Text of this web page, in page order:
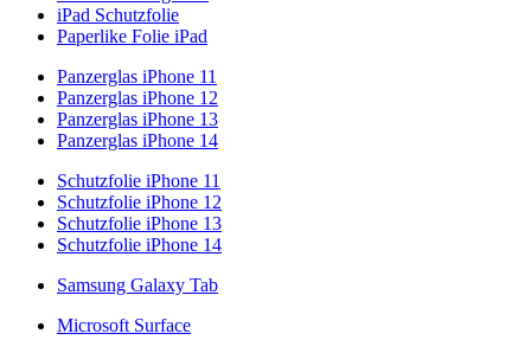
iPad Schutzfolie
Paperlike Folie iPad
Panzerglas iPhone 11
Panzerglas iPhone 12
Panzerglas iPhone 13
Panzerglas iPhone 14
Schutzfolie iPhone 11
Schutzfolie iPhone 12
Schutzfolie iPhone 13
Schutzfolie iPhone 14
Samsung Galaxy Tab
Microsoft Surface